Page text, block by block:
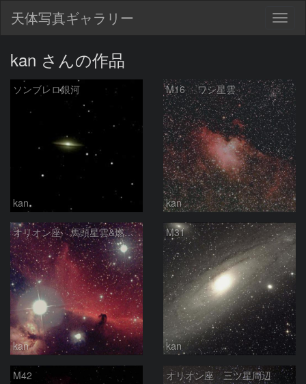
天体写真ギャラリー
kan さんの作品
ソンブレロ銀河
kan
M16 ワシ星雲
kan
オリオン座 馬頭星雲&燃木星雲
kan
M31
kan
M42 オリオン座 三ツ星周辺